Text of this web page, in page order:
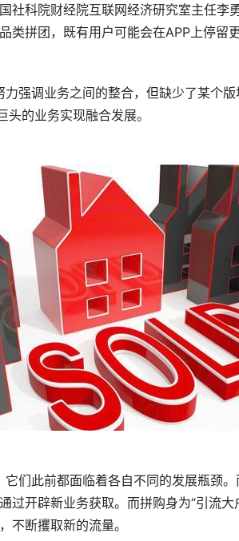
社科院财经院互联网经济研究室主任李
类拼团，既有用户可能会在APP上停留
头的业务实现融合发展。
过开辟新业务获取。而拼购身为“引流
不断攫取新的流量。